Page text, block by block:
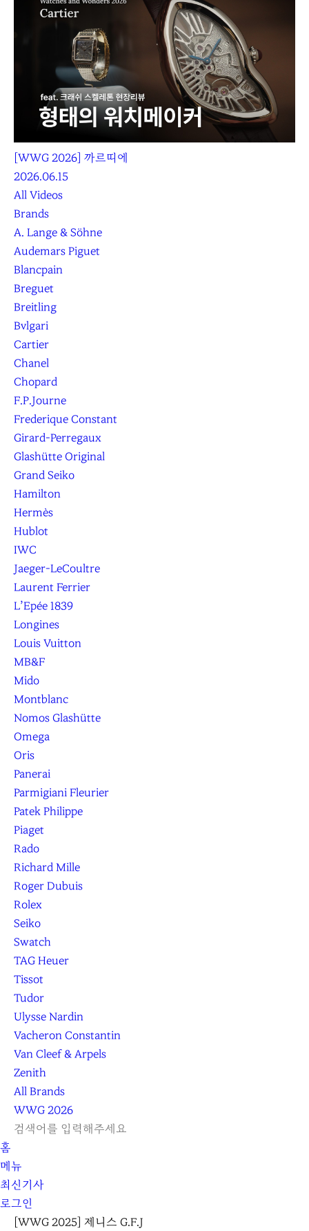
[WWG 2026] 까르띠에
2026.06.15
All Videos
Brands
A. Lange & Söhne
Audemars Piguet
Blancpain
Breguet
Breitling
Bvlgari
Cartier
Chanel
Chopard
F.P.Journe
Frederique Constant
Girard-Perregaux
Glashütte Original
Grand Seiko
Hamilton
Hermès
Hublot
IWC
Jaeger-LeCoultre
Laurent Ferrier
L’Epée 1839
Longines
Louis Vuitton
MB&F
Mido
Montblanc
Nomos Glashütte
Omega
Oris
Panerai
Parmigiani Fleurier
Patek Philippe
Piaget
Rado
Richard Mille
Roger Dubuis
Rolex
Seiko
Swatch
TAG Heuer
Tissot
Tudor
Ulysse Nardin
Vacheron Constantin
Van Cleef & Arpels
Zenith
All Brands
WWG2026
L
G
I
N
S
A
R
C
H
닫
l
e
a
r
검
색
하
기
홈
메뉴
최신기사
로그인
[WWG 2025] 제니스 G.F.J